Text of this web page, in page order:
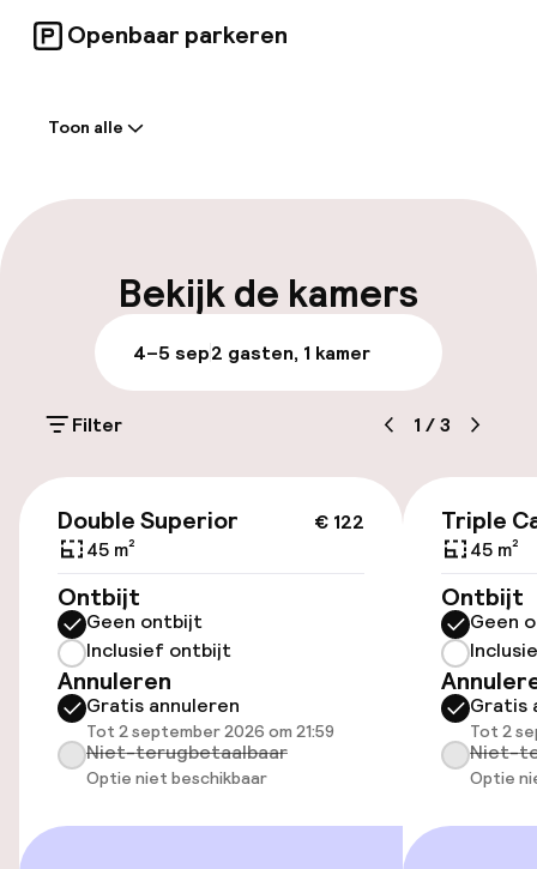
Openbaar parkeren
Express check-out mogelijk
Meertalige medewerkers
Bagageruimte
Parkeergelegenheid op eigen terrein
(buiten)
Parkeergelegenheid op eigen terrein
(binnen)
Gratis parkeren
Openbaar parkeren
Toon alle
Bekijk de kamers
4–5 sep2 gasten, 1 kamer
Filter 1 /3
€ 122
Double Superior
45 m²
Ontbijt
Geen ontbijt
Inclusief ontbijt
Annuleren
Gratis annuleren
Tot 2 september 2026 om 21:59
Niet-terugbetaalbaar
Optie niet beschikbaar
Triple
45 m²
Ontbijt
Geen
Gratis
Tot 2
Niet-
Optie